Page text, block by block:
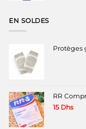
EN SOLDES
Protèges
RR
15 Dhs